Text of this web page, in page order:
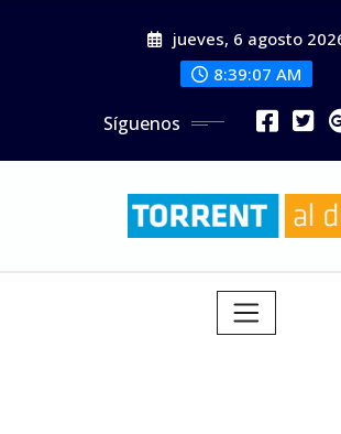
jueves, 6 agosto
8:39:09 AM
Síguenos